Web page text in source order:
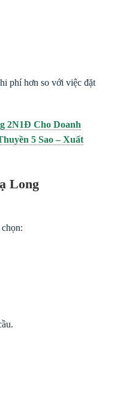
phí hơn so với việc đặt
2N1Đ Cho Doanh
5 Sao – Xuất
Long